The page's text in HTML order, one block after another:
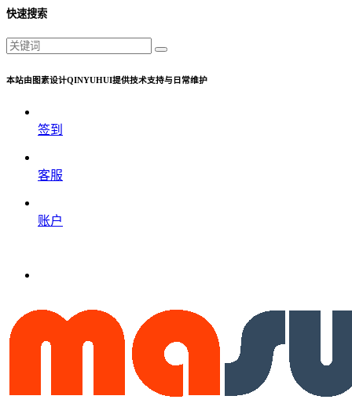
快速搜索
本站由图素设计QINYUHUI提供技术支持与日常维护
签到
客服
账户